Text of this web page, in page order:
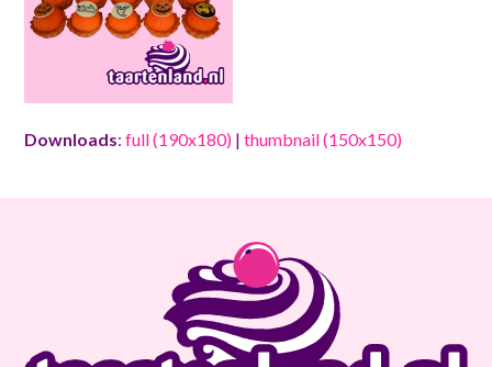
Downloads:full (190x180) |thumbnail (150x150)